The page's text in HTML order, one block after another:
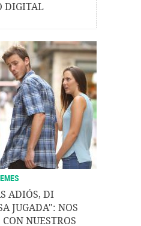
DIGITAL
ADIÓS, DI
JUGADA": NOS
NUESTROS